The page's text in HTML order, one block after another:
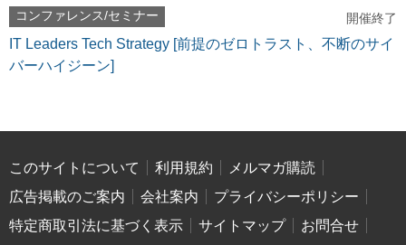
コンファレンス/セミナー 開催終了
IT Leaders Tech Strategy [前提のゼロトラスト、不断のサイ
バーハイジーン]
このサイトについて 利用規約
メルマガ購読
広告掲載のご案内
会社案内
プライバシーポリシー
特定商取引法に基づく表示
サイトマップ
お問合せ